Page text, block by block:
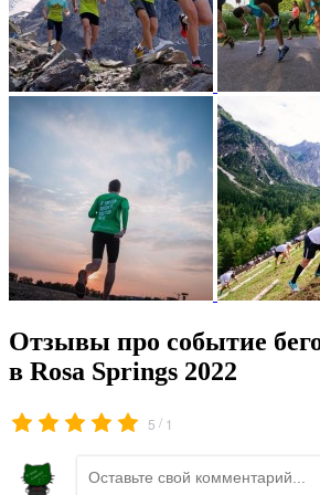
Отзывы про событие
в Rosa Springs 2022
5 / 1